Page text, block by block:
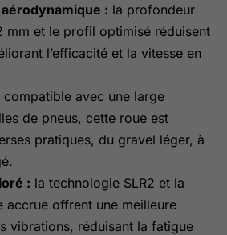
: la profondeur
mm et le profil optimisé réduisent
l’efficacité et la vitesse en
compatible avec une large
de pneus, cette roue est
pratiques, du gravel léger, à
: la technologie SLR2 et la
accrue offrent une meilleure
vibrations, réduisant la fatigue